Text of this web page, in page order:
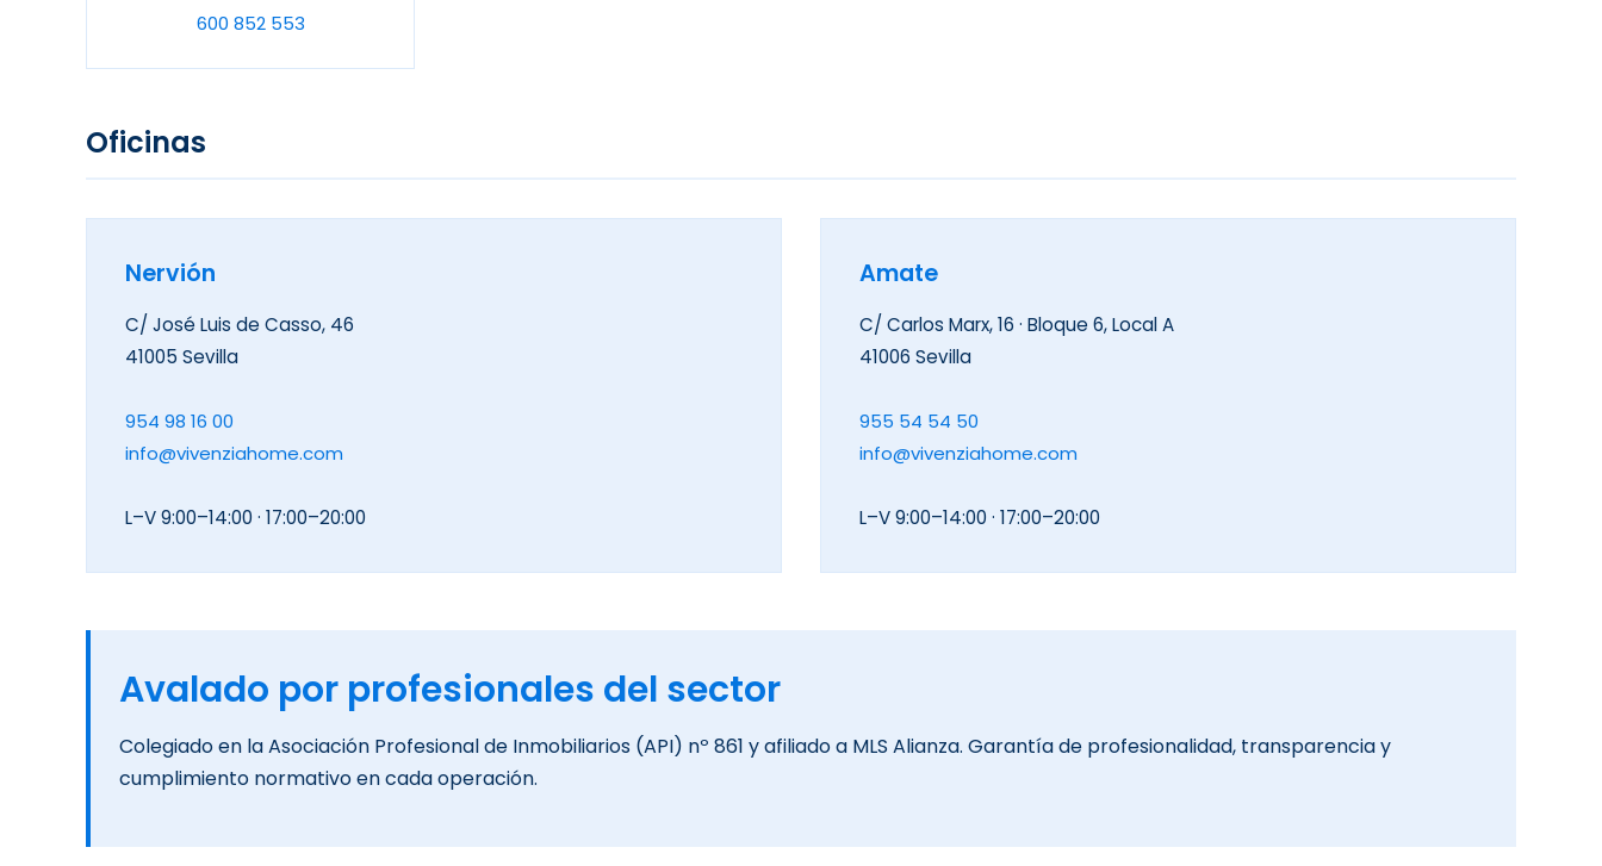
600 852 553
Oficinas
Nervión
C/ José Luis de Casso, 46
41005 Sevilla
954 98 16 00
info@vivenziahome.com
L–V 9:00–14:00 · 17:00–20:00
Amate
C/ Carlos Marx, 16 · Bloque 6, Local A
41006 Sevilla
955 54 54 50
info@vivenziahome.com
L–V 9:00–14:00 · 17:00–20:00
Avalado por profesionales del sector
Colegiado en la Asociación Profesional de Inmobiliarios (API) nº 861 y afiliado a MLS Alianza. Garantía de profesionalidad, transparencia y
cumplimiento normativo en cada operación.